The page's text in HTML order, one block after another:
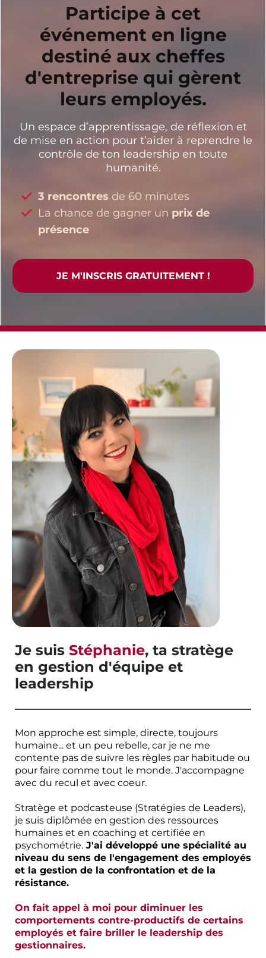
Participe à cet
événement en ligne
destiné aux cheffes
d'entreprise qui gèrent
leurs employés.
Un espace d’apprentissage, de réflexion et
de mise en action pour t’aider à reprendre le
contrôle de ton leadership en toute
humanité.
3 rencontres de 60 minutes
La chance de gagner un prix de
présence
JE M'INSCRIS GRATUITEMENT !
Je suis Stéphanie, ta stratège
en gestion d'équipe et
leadership
Mon approche est simple, directe, toujours
humaine... et un peu rebelle, car je ne me
contente pas de suivre les règles par habitude ou
pour faire comme tout le monde. J'accompagne
avec du recul et avec coeur.
Stratège et podcasteuse (Stratégies de Leaders),
je suis diplômée en gestion des ressources
humaines et en coaching et certifiée en
psychométrie. J'ai développé une spécialité au
niveau du sens de l'engagement des employés
et la gestion de la confrontation et de la
résistance.
On fait appel à moi pour diminuer les
comportements contre-productifs de certains
employés et faire briller le leadership des
gestionnaires.